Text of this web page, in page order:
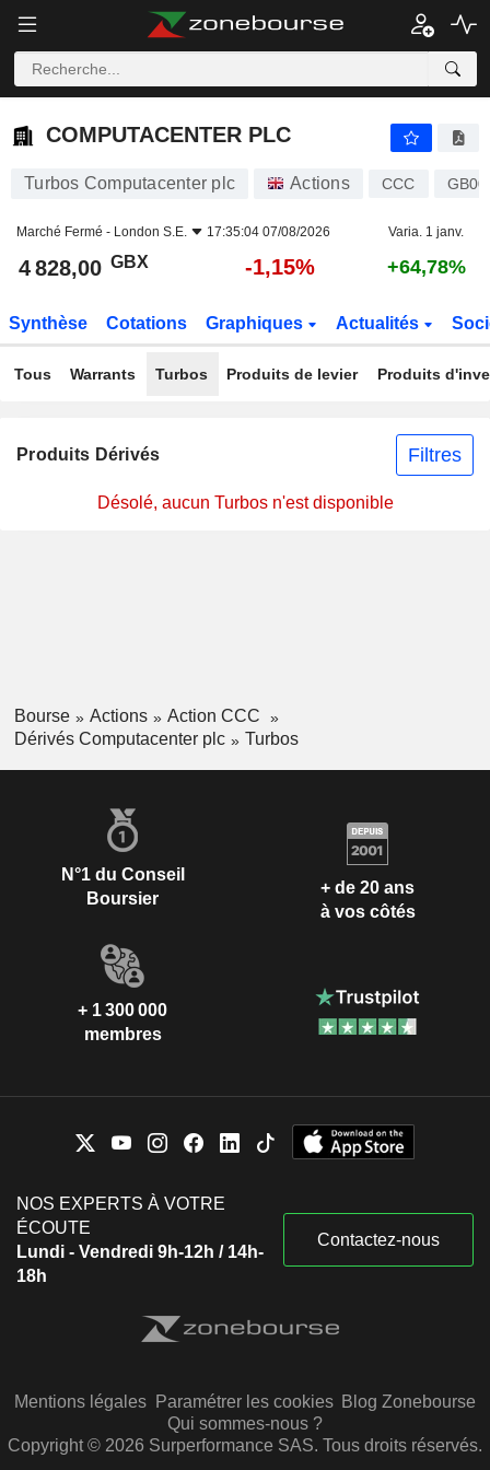
COMPUTACENTER PLC
COMPUTACENTER PLC
Turbos Computacenter plc Actions CCC
Marché Fermé - London S.E. 17:35:04 07/08/2026 Varia. 1 janv.
4 828,00 GBX -1,15% +64,78%
Synthèse Cotations Graphiques Actualités
Tous Warrants Turbos Produits de levier Produits
Produits Dérivés Filtres
Désolé, aucun Turbos n'est disponible
Bourse Actions
Action CCC
Dérivés Computacenter plc
Turbos
N°1 du Conseil
Boursier
+ de 20 ans
à vos côtés
+ 1 300 000
membres
NOS EXPERTS À VOTRE
ÉCOUTE
Lundi - Vendredi 9h-12h / 14h-
18h
Contactez-nous
Mentions légales Paramétrer les cookies Blog Zonebourse
Qui sommes-nous ?
Copyright © 2026 Surperformance SAS. Tous droits réservés.